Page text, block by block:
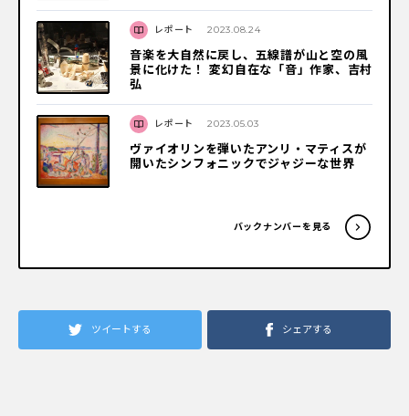
レポート 2023.08.24
音楽を大自然に戻し、五線譜が山と空の風
景に化けた！ 変幻自在な「音」作家、吉村
弘
レポート 2023.05.03
ヴァイオリンを弾いたアンリ・マティスが
開いたシンフォニックでジャジーな世界
バックナンバーを見る
ツイートする シェアする